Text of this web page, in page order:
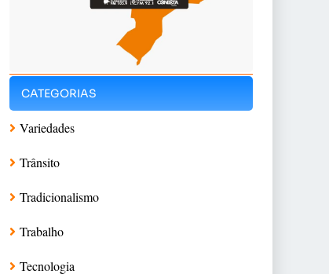
CATEGORIAS
Variedades
Trânsito
Tradicionalismo
Trabalho
Tecnologia